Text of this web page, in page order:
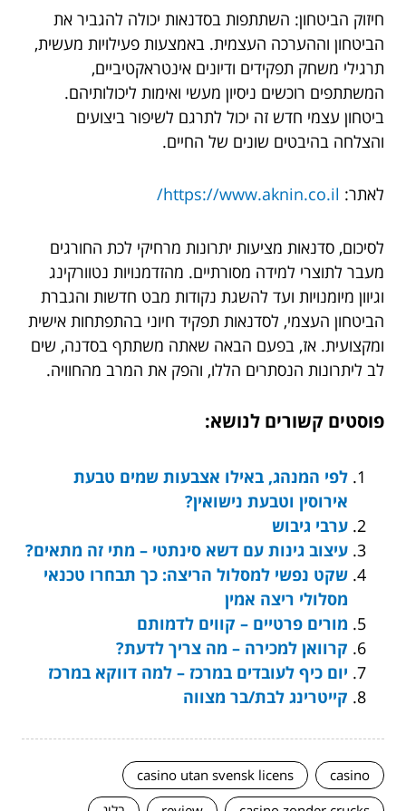
חיזוק הביטחון: השתתפות בסדנאות יכולה להגביר את
הביטחון וההערכה העצמית. באמצעות פעילויות מעשית,
תרגילי משחק תפקידים ודיונים אינטראקטיביים,
המשתתפים רוכשים ניסיון מעשי ואימות ליכולותיהם.
ביטחון עצמי חדש זה יכול לתרגם לשיפור ביצועים
והצלחה בהיבטים שונים של החיים.
לאתר: https://www.aknin.co.il/
לסיכום, סדנאות מציעות יתרונות מרחיקי לכת החורגים
מעבר לתוצרי למידה מסורתיים. מהזדמנויות נטוורקינג
וגיוון מיומנויות ועד להשגת נקודות מבט חדשות והגברת
הביטחון העצמי, לסדנאות תפקיד חיוני בהתפתחות אישית
ומקצועית. אז, בפעם הבאה שאתה משתתף בסדנה, שים
לב ליתרונות הנסתרים הללו, והפק את המרב מהחוויה.
פוסטים קשורים לנושא:
לפי המנהג, באילו אצבעות שמים טבעת
אירוסין וטבעת נישואין?
ערבי גיבוש
עיצוב גינות עם דשא סינתטי – מתי זה מתאים?
שקט נפשי למסלול הריצה: כך תבחרו טכנאי
מסלולי ריצה אמין
מורים פרטיים – קווים לדמותם
קרוואן למכירה – מה צריך לדעת?
יום כיף לעובדים במרכז – למה דווקא במרכז
קייטרינג לבת/בר מצווה
casino
casino utan svensk licens